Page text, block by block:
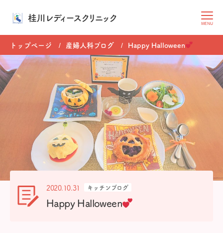
桂川レディースクリニック MENU
トップページ 産婦人科ブログ Happy Halloween
2020.10.31 キッチンブログ
Happy Halloween